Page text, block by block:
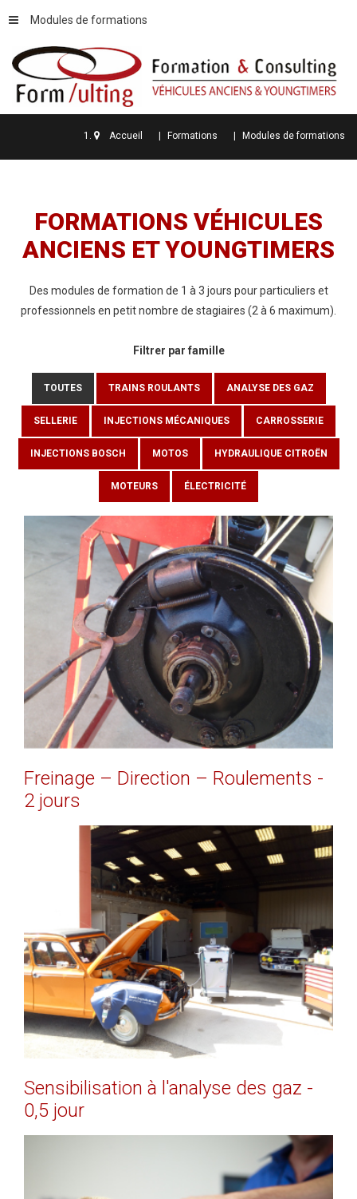
Modules de formations
Accueil Formations Modules de formations
FORMATIONS VÉHICULES
ANCIENS ET YOUNGTIMERS
Des modules de formation de 1 à 3 jours pour particuliers et
professionnels en petit nombre de stagiaires (2 à 6 maximum).
Filtrer par famille
TOUTES TRAINS ROULANTS ANALYSE DES GAZ
SELLERIE INJECTIONS MÉCANIQUES CARROSSERIE
INJECTIONS BOSCH MOTOS HYDRAULIQUE CITROËN
MOTEURS ÉLECTRICITÉ
EN SAVOIR PLUS
Freinage – Direction – Roulements -
2 jours
EN SAVOIR PLUS
Sensibilisation à l'analyse des gaz -
0,5 jour